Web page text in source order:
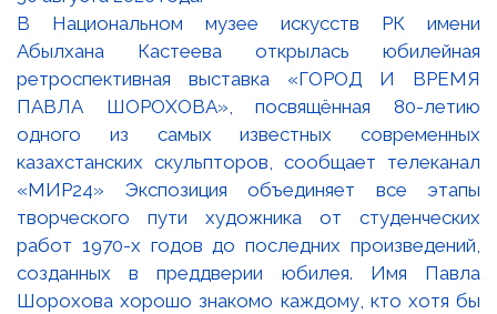
В Национальном музее искусств РК имени
Абылхана Кастеева открылась юбилейная
ретроспективная выставка «ГОРОД И ВРЕМЯ
ПАВЛА ШОРОХОВА», посвящённая 80-летию
одного из самых известных современных
казахстанских скульпторов, сообщает телеканал
«МИР24» Экспозиция объединяет все этапы
творческого пути художника от студенческих
работ 1970-х годов до последних произведений,
созданных в преддверии юбилея. Имя Павла
Шорохова хорошо знакомо каждому, кто хотя бы